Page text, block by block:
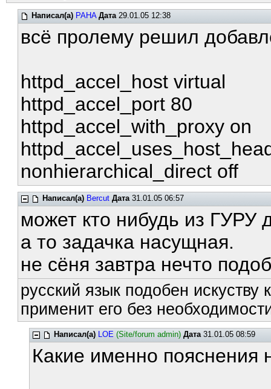
Написал(а) PAHA Дата29.01.05 12:38
всё пролему решил
httpd_accel_host virtual
httpd_accel_port 80
httpd_accel_with_proxy on
nonhierarchical_direct off
Написал(а) Bercut Дата31.01.05 06:57
может кто нибудь из ГУРУ
а то задачка насущная.
не сёня завтра нечто
русский язык подобен
применит его без
Написал(а) LOE (Site/forum admin) Дата31.01.05 08:59
Какие именно пояснения